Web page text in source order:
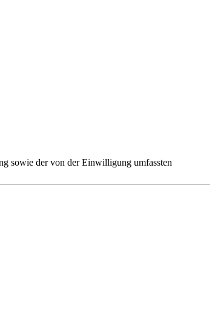
sowie der von der Einwilligung umfassten